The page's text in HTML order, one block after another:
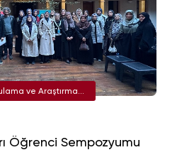
ve Araştırma
Öğrenci Sempozyumu